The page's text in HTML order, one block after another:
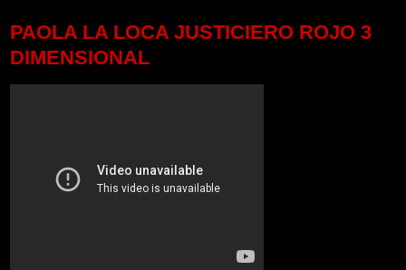
PAOLA LA LOCA JUSTICIERO ROJO 3
DIMENSIONAL